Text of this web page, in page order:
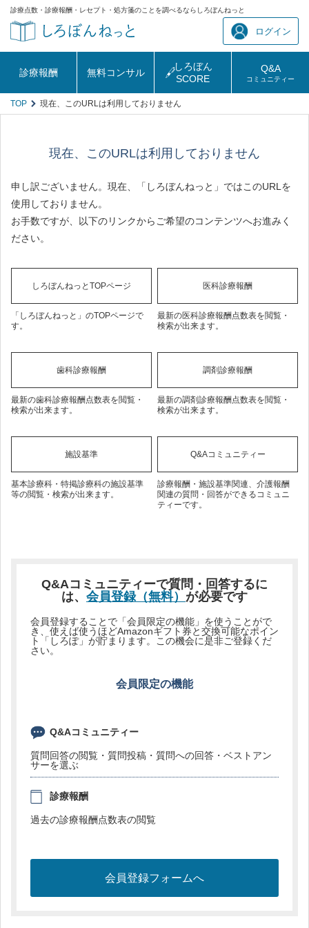
診療点数・診療報酬・レセプト・処方箋のことを調べるならしろぼんねっと
ログイン
診療報酬 無料コンサル
しろぼん
SCORE
Q&A
コミュニティー
TOP 現在、このURLは利用しておりません
現在、このURLは利用しておりません
申し訳ございません。現在、「しろぼんねっと」ではこのURLを
使用しておりません。
お手数ですが、以下のリンクからご希望のコンテンツへお進みく
ださい。
しろぼんねっとTOPページ
「しろぼんねっと」のTOPページで
す。
医科診療報酬
最新の医科診療報酬点数表を閲覧・
検索が出来ます。
歯科診療報酬
最新の歯科診療報酬点数表を閲覧・
検索が出来ます。
調剤診療報酬
最新の調剤診療報酬点数表を閲覧・
検索が出来ます。
施設基準
基本診療科・特掲診療科の施設基準
等の閲覧・検索が出来ます。
Q&Aコミュニティー
診療報酬・施設基準関連、介護報酬
関連の質問・回答ができるコミュニ
ティーです。
Q&Aコミュニティーで質問・回答するに
は、 会員登録（無料） が必要です
会員登録することで「会員限定の機能」を使うことがで
き、使えば使うほどAmazonギフト券と交換可能なポイン
ト「しろぽ」が貯まります。この機会に是非ご登録くだ
さい。
会員限定の機能
Q&Aコミュニティー
質問回答の閲覧・質問投稿・質問への回答・ベストアン
サーを選ぶ
診療報酬
過去の診療報酬点数表の閲覧
会員登録フォームへ